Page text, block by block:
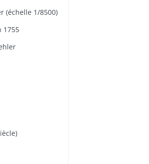
(échelle 1/8500)
1755